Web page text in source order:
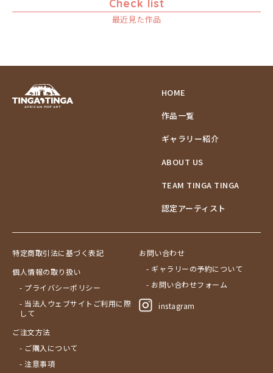
Check list
最近見た作品
HOME
作品一覧
ギャラリー紹介
ABOUT US
TEAM TINGA TINGA
認定アーティスト
特定商取引法に基づく表記
個人情報の取り扱い
- プライバシーポリシー
- 当法人ウェブサイトご利用に際
して
ご注文方法
- ご購入について
- 注意事項
お問い合わせ
- ギャラリーの予約について
- お問い合わせフォーム
instagram